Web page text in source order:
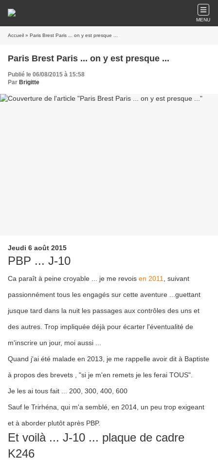
MENU
Accueil » Paris Brest Paris ... on y est presque ...
Paris Brest Paris ... on y est presque ...
Publié le 06/08/2015 à 15:58
Par Brigitte
Jeudi 6 août 2015
PBP ... J-10
Ca paraît à peine croyable ... je me revois en 2011 , suivant
passionnément tous les engagés sur cette aventure ...guettant
jusque tard dans la nuit les passages aux contrôles des uns et
des autres. Trop impliquée déjà pour écarter l'éventualité de
m'inscrire un jour, moi aussi ...
Quand j'ai été malade en 2013, je me rappelle avoir dit à Baptiste
à propos des brevets , "si je m'en remets je les ferai TOUS".
Je les ai tous fait ... 200, 300, 400, 600
Sauf le Trirhéna, qui m'a semblé, en 2014, un peu trop exigeant
et à aborder plutôt après PBP.
Et voilà ... J-10 ... plaque de cadre
K246